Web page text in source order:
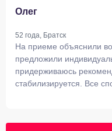
Олег
52 года, Братск
На приеме объяснили
предложили
придерживаюсь
стабилизируется. Все